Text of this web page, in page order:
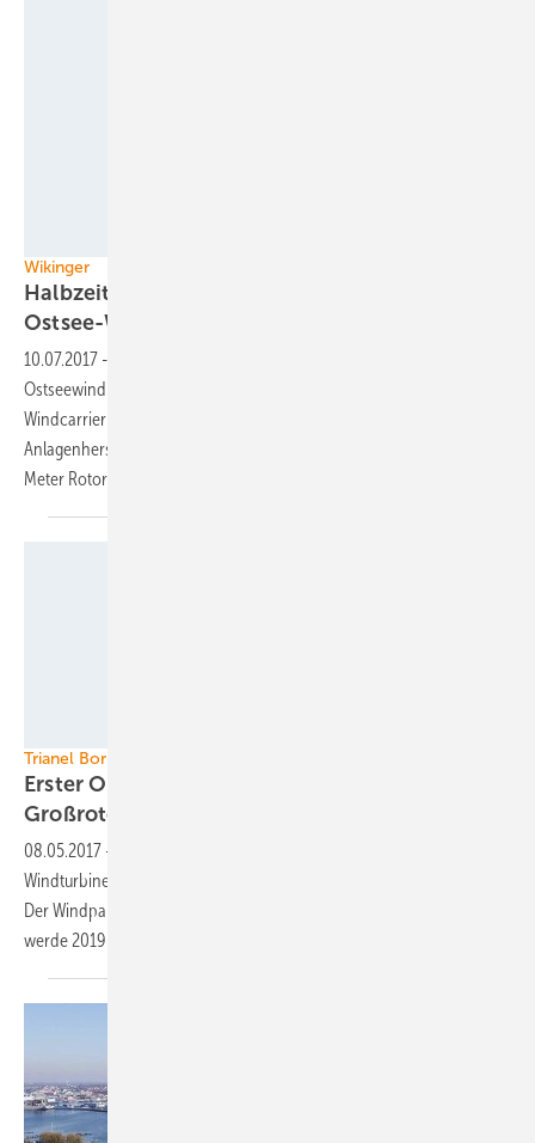
Wikinger
Halbzeit im größten deutschen
Ostsee-Windpark
10.07.2017 -
Ostseewindparks Wikinger: Installationsschiffbetreiber Fred Olsen
Windcarrier hat die fünfunddreißigste Anlage des vom
Anlagenhersteller Adwen gelieferten Fünf-Megawatt-Typs mit 135
Meter Rotordurchmesser
Trianel Borkum II
Erster Offshore-Park mit Senvions
Großrotorturbinen
08.05.2017 -
Windturbinen von Senvion mit 152 Meter Rotordurchmesser kommt.
Der Windpark Trianel Borkum II mit 32 Anlagen vom Typ 6.2M152
werde 2019 gebaut, teilte das Unternehmen am Montag